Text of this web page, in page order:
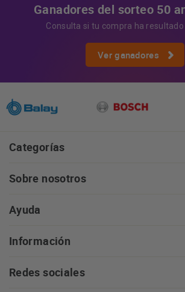
Ganadores del sorteo 50
Consulta si tu compra ha
Ver ganadores
Categorías
Sobre nosotros
Ayuda
Información
Redes sociales